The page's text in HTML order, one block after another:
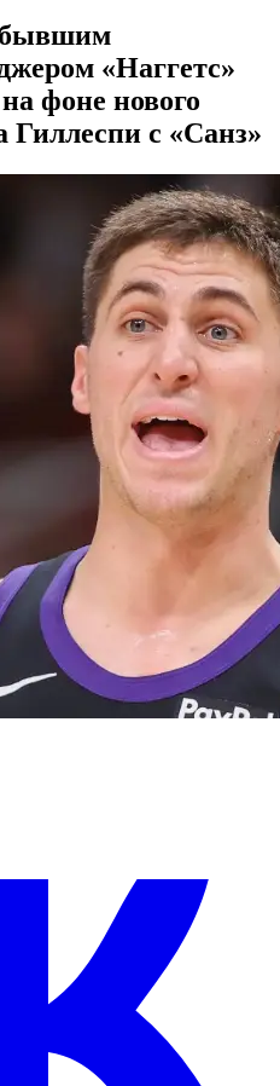
«Наггетс»
фоне нового
Гиллеспи с «Санз»